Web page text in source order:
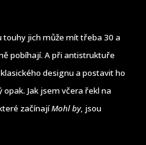
jich může mít třeba 30 a
pobíhají. A při antistruktuře
designu a postavit ho
Jak jsem včera řekl na
začínajíMohl by, jsou